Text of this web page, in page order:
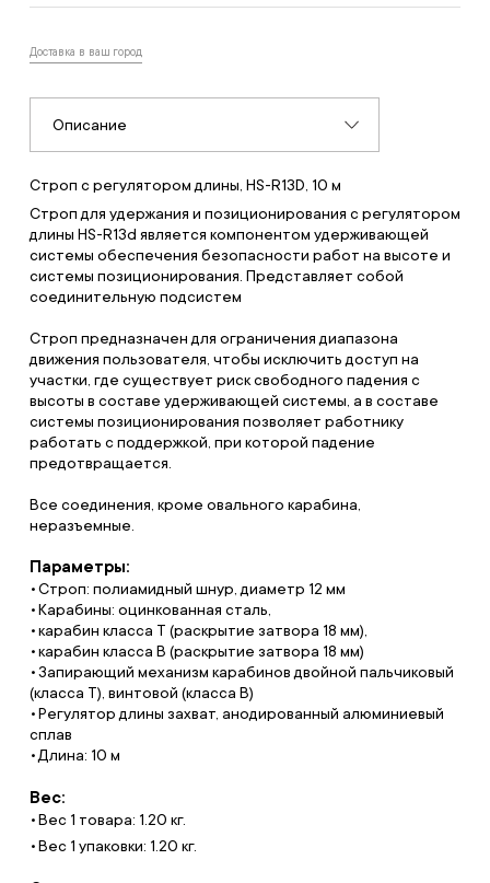
Доставка в ваш город
Описание
Строп с регулятором длины, HS-R13D, 10 м
Строп для удержания и позиционирования с регулятором
длины HS-R13d является компонентом удерживающей
системы обеспечения безопасности работ на высоте и
системы позиционирования. Представляет собой
соединительную подсистем
Строп предназначен для ограничения диапазона
движения пользователя, чтобы исключить доступ на
участки, где существует риск свободного падения с
высоты в составе удерживающей системы, а в составе
системы позиционирования позволяет работнику
работать с поддержкой, при которой падение
предотвращается.
Все соединения, кроме овального карабина,
неразъемные.
Параметры:
Строп: полиамидный шнур, диаметр 12 мм
Карабины: оцинкованная сталь,
карабин класса Т (раскрытие затвора 18 мм),
карабин класса В (раскрытие затвора 18 мм)
Запирающий механизм карабинов двойной пальчиковый
(класса Т), винтовой (класса В)
Регулятор длины захват, анодированный алюминиевый
сплав
Длина: 10 м
Вес:
Вес 1 товара: 1.20 кг.
Вес 1 упаковки: 1.20 кг.